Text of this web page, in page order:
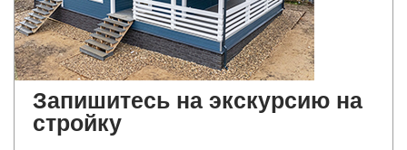
Запишитесь на экскурсию на
стройку